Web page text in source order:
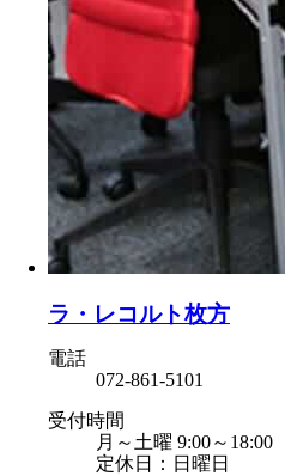
ラ・レコルト枚方
電話
072-861-5101
受付時間
月～土曜 9:00～18:00
定休日：日曜日